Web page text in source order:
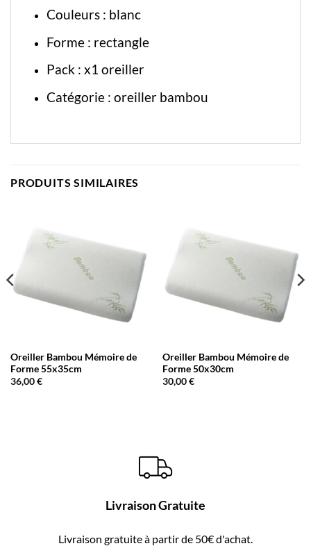
Couleurs : blanc
Forme : rectangle
Pack : x1 oreiller
Catégorie : oreiller bambou
PRODUITS SIMILAIRES
Oreiller Bambou Mémoire de
Forme 55x35cm
36,00€
Oreiller Bambou Mémoire de
Forme 50x30cm
30,00€
Livraison Gratuite
Livraison gratuite à partir de 50€ d'achat.